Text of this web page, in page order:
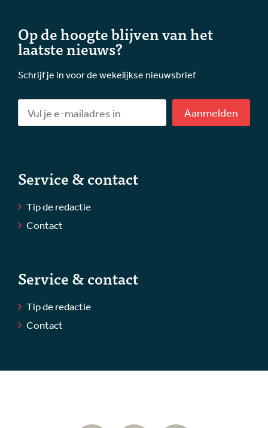
Op de hoogte blijven van het
laatste nieuws?
Schrijf je in voor de wekelijkse nieuwsbrief
Aanmelden
Service & contact
Tip de redactie
Contact
Service & contact
Tip de redactie
Contact